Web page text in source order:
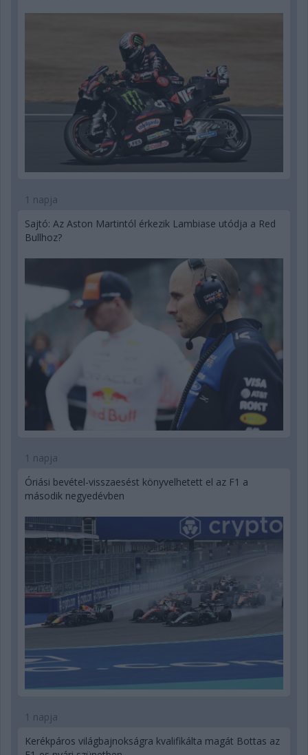
1 napja
Sajtó: Az Aston Martintól érkezik Lambiase utódja a Red
Bullhoz?
1 napja
Óriási bevétel-visszaesést könyvelhetett el az F1 a
második negyedévben
1 napja
Kerékpáros világbajnokságra kvalifikálta magát Bottas az